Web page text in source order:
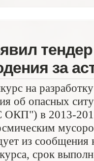
тендер
за
на
об опасных
в 2013-
из сообщения
срок